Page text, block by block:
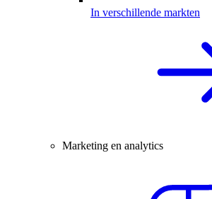
In verschillende markten
Marketing en analytics